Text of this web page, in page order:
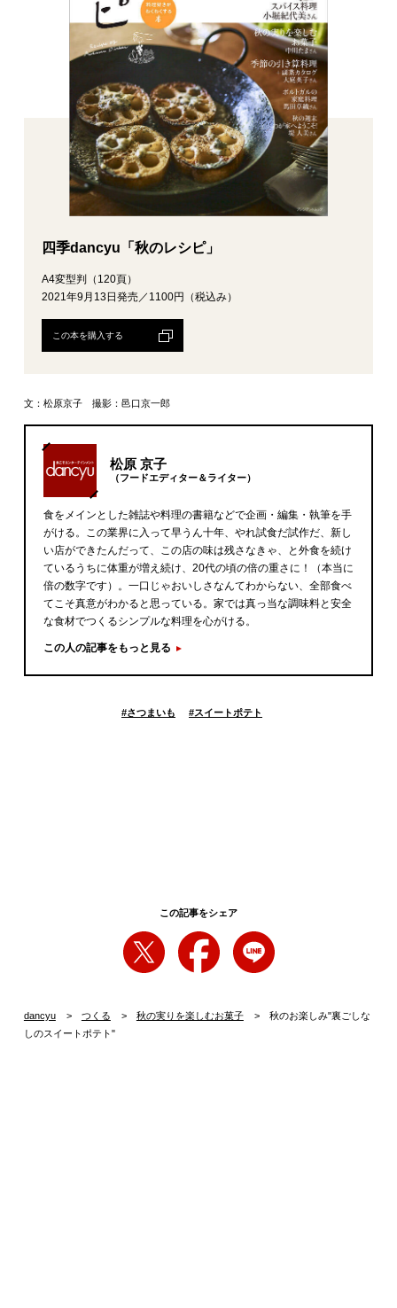
四季dancyu「秋のレシピ」
A4変型判（120頁）
2021年9月13日発売／1100円（税込み）
この本を購入する
文：松原京子 撮影：邑口京一郎
松原 京子
（フードエディター＆ライター）
食をメインとした雑誌や料理の書籍などで企画・編集・執筆を手
がける。この業界に入って早うん十年、やれ試食だ試作だ、新し
い店ができたんだって、この店の味は残さなきゃ、と外食を続け
ているうちに体重が増え続け、20代の頃の倍の重さに！（本当に
倍の数字です）。一口じゃおいしさなんてわからない、全部食べ
てこそ真意がわかると思っている。家では真っ当な調味料と安全
な食材でつくるシンプルな料理を心がける。
この人の記事をもっと見る
#さつまいも #スイートポテト
この記事をシェア
dancyu つくる 秋の実りを楽しむお菓子
秋のお楽しみ"裏ごしな
しのスイートポテト"